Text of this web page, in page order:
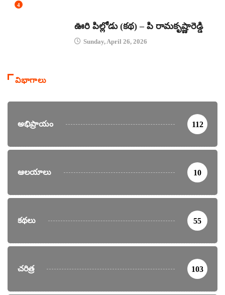
4
ఊరి పిల్లోడు (కథ) – పి రామకృష్ణారెడ్డి
Sunday, April 26, 2026
విభాగాలు
అభిప్రాయం 112
ఆలయాలు 10
కథలు 55
చరిత్ర 103